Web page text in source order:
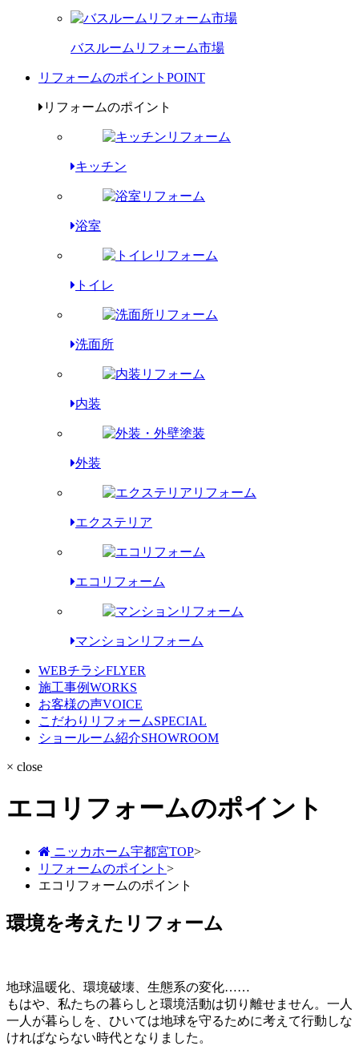
バスルームリフォーム市場
リフォームのポイント POINT
リフォームのポイント
キッチン
浴室
トイレ
洗面所
内装
外装
エクステリア
エコリフォーム
マンションリフォーム
WEBチラシFLYER
施工事例WORKS
お客様の声VOICE
こだわりリフォームSPECIAL
ショールーム紹介SHOWROOM
× close
エコリフォームのポイント
ニッカホーム宇都宮TOP>
リフォームのポイント >
エコリフォームのポイント
環境を考えたリフォーム
地球温暖化、環境破壊、生態系の変化……
もはや、私たちの暮らしと環境活動は切り離せません。一人
一人が暮らしを、ひいては地球を守るために考えて行動しな
ければならない時代となりました。